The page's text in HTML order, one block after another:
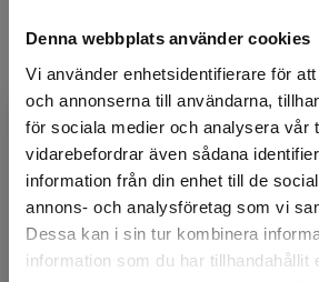
Denna webbplats använder cookies
Vi använder enhetsidentifierare för
och annonserna till användarna,
för sociala medier och analysera vår
vidarebefordrar även sådana
information från din enhet till de
annons- och analysföretag som vi
Dessa kan i sin tur kombinera
information som du har tillhandahållit
Begränsad
Det verkar som att du besöker
ISBN:
9789187221859
Utgivningsår:
2019
Artikelnummer:
42759-PM01
Upplaga:
Första
Köp- och leveransvillkor